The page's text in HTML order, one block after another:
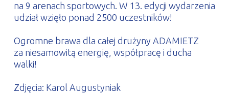
na 9 arenach sportowych. W 13. edycji wydarzenia
udział wzięło ponad 2500 uczestników!
Ogromne brawa dla całej drużyny ADAMIETZ
za niesamowitą energię, współpracę i ducha
walki!
Zdjęcia: Karol Augustyniak